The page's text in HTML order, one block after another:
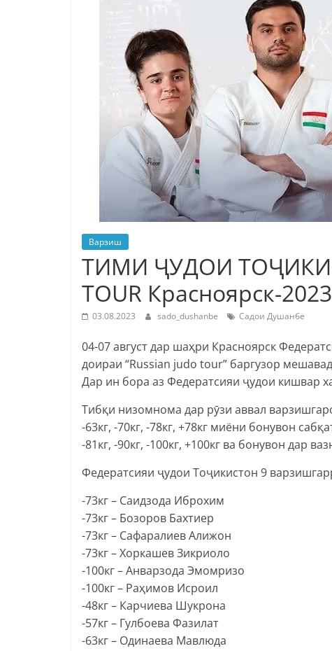
Варзиш
ТИМИ ҶУДОИ
TОUR Красноярск-
03.08.2023 sado_dushanbe Садои Душанбе
04-07 август дар шаҳри Красноярск
доираи “Russian judo tоur” баргузор
Дар ин бора аз Федератсияи ҷудои кишвар
Тибқи низомнома дар рӯзи аввал
-63кг, -70кг, -78кг, +78кг миёни бонувон
-81кг, -90кг, -100кг, +100кг ва бонувон дар
Федератсияи ҷудои Тоҷикистон 9
-73кг – Саидзода Иброхим
-73кг – Бозоров Бахтиер
-73кг – Сафаралиев Алижон
-73кг – Хоркашев Зикриоло
-100кг – Анварзода Эмомризо
-100кг – Раҳимов Исроил
-48кг – Карчиева Шукрона
-57кг – Гулбоева Фазилат
-63кг – Одинаева Мавлюда